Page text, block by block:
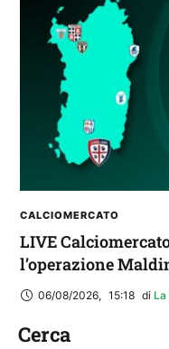
CALCIOMERCATO
LIVE
l’operazione
06/08/2026, 15:18 di La
Cerca